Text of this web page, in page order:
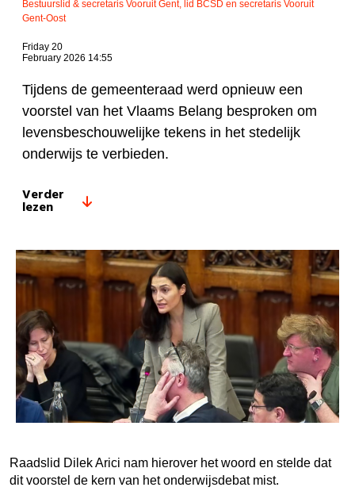
Bestuurslid & secretaris Vooruit Gent, lid BCSD en secretaris Vooruit
Gent-Oost
Friday 20
February 2026 14:55
Tijdens de gemeenteraad werd opnieuw een
voorstel van het Vlaams Belang besproken om
levensbeschouwelijke tekens in het stedelijk
onderwijs te verbieden.
Verder
lezen
Raadslid Dilek Arici nam hierover het woord en stelde dat
dit voorstel de kern van het onderwijsdebat mist.